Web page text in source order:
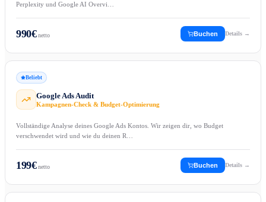
Perplexity und Google AI Overvi…
990€netto Buchen Details →
Beliebt
Google Ads Audit
Kampagnen-Check & Budget-Optimierung
Vollständige Analyse deines Google Ads Kontos. Wir zeigen dir, wo Budget
verschwendet wird und wie du deinen R…
199€netto Buchen Details →